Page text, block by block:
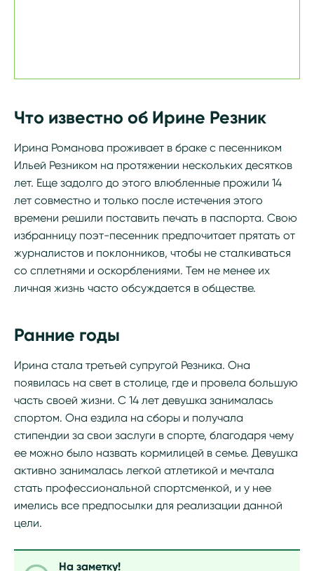
Что известно об Ирине Резник
Ирина Романова проживает в браке с песенником
Ильей Резником на протяжении нескольких десятков
лет. Еще задолго до этого влюбленные прожили 14
лет совместно и только после истечения этого
времени решили поставить печать в паспорта. Свою
избранницу поэт-песенник предпочитает прятать от
журналистов и поклонников, чтобы не сталкиваться
со сплетнями и оскорблениями. Тем не менее их
личная жизнь часто обсуждается в обществе.
Ранние годы
Ирина стала третьей супругой Резника. Она
появилась на свет в столице, где и провела большую
часть своей жизни. С 14 лет девушка занималась
спортом. Она ездила на сборы и получала
стипендии за свои заслуги в спорте, благодаря чему
ее можно было назвать кормилицей в семье. Девушка
активно занималась легкой атлетикой и мечтала
стать профессиональной спортсменкой, и у нее
имелись все предпосылки для реализации данной
цели.
На заметку!